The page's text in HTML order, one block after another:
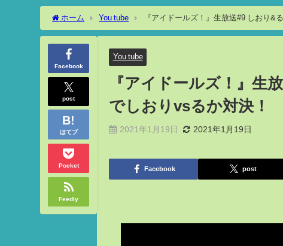
ホーム You tube 『アイドールズ！』生放送#9 しおり&
Facebook
post
はてブ
Pocket
Feedly
You tube
『アイドールズ！』生
でしおりvsるか対決！
2021年1月19日 2021年1月19日
Facebook post